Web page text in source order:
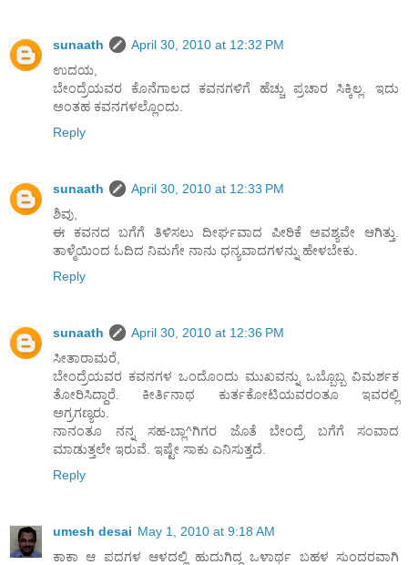
sunaath
April 30, 2010 at 12:32 PM
ಉದಯ,
ಬೇಂದ್ರೆಯವರ ಕೊನೆಗಾಲದ ಕವನಗಳಿಗೆ ಹೆಚ್ಚು ಪ್ರಚಾರ ಸಿಕ್ಕಿಲ್ಲ. ಇದು
ಅಂತಹ ಕವನಗಳಲ್ಲೊಂದು.
Reply
sunaath
April 30, 2010 at 12:33 PM
ಶಿವು,
ಈ ಕವನದ ಬಗೆಗೆ ತಿಳಿಸಲು ದೀರ್ಘವಾದ ಪೀಠಿಕೆ ಅವಶ್ಯವೇ ಆಗಿತ್ತು.
ತಾಳ್ಮೆಯಿಂದ ಓದಿದ ನಿಮಗೇ ನಾನು ಧನ್ಯವಾದಗಳನ್ನು ಹೇಳಬೇಕು.
Reply
sunaath
April 30, 2010 at 12:36 PM
ಸೀತಾರಾಮರೆ,
ಬೇಂದ್ರೆಯವರ ಕವನಗಳ ಒಂದೊಂದು ಮುಖವನ್ನು ಒಬ್ಬೊಬ್ಬ ವಿಮರ್ಶಕ
ತೋರಿಸಿದ್ದಾರೆ. ಕೀರ್ತಿನಾಥ ಕುರ್ತಕೋಟಿಯವರಂತೂ ಇವರಲ್ಲಿ
ಅಗ್ರಗಣ್ಯರು.
ನಾನಂತೂ ನನ್ನ ಸಹ-ಬ್ಲಾ^ಗಿಗರ ಜೊತೆ ಬೇಂದ್ರೆ ಬಗೆಗೆ ಸಂವಾದ
ಮಾಡುತ್ತಲೇ ಇರುವೆ. ಇಷ್ಟೇ ಸಾಕು ಎನಿಸುತ್ತದೆ.
Reply
umesh desai May 1, 2010 at 9:18 AM
ಕಾಕಾ ಆ ಪದಗಳ ಆಳದಲ್ಲಿ ಹುದುಗಿದ್ದ ಒಳಾರ್ಥ ಬಹಳ ಸುಂದರವಾಗಿ